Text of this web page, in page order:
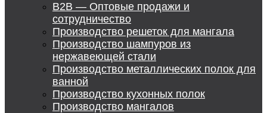
B2B — Оптовые продажи и
сотрудничество
Производство решеток для мангала
Производство шампуров из
нержавеющей стали
Производство металлических полок для
ванной
Производство кухонных полок
Производство мангалов